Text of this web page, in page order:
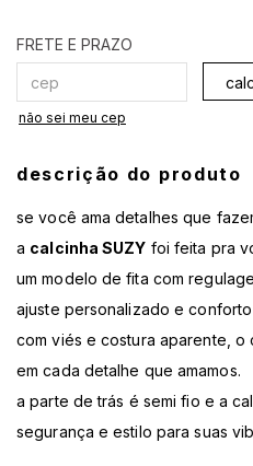
não sei meu cep
descrição do produto
se você ama detalhes que
a calcinha SUZY foi feita pra
um modelo de fita com
ajuste personalizado e conforto
com viés e costura aparente,
em cada detalhe que amamos.
a parte de trás é semi fio e a
segurança e estilo para suas